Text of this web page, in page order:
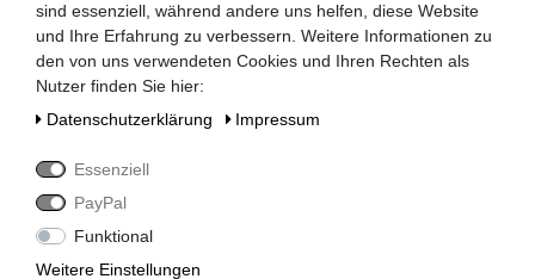
Email Kontakt mit uns auf.
Siemens HiPath 3300 / 3500
Siemens HiPath 3750 / 3700
Siemens HiPath Systemverkabelung
Siemens HiPath Dect Sender
sind essenziell, während andere uns helfen, diese Website
und Ihre Erfahrung zu verbessern. Weitere Informationen zu
den von uns verwendeten Cookies und Ihren Rechten als
Nutzer finden Sie hier:
Daten­schutz­erklärung
Impressum
Essenziell
PayPal
Funktional
Weitere Einstellungen